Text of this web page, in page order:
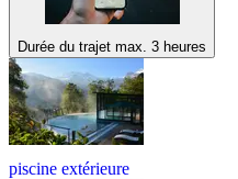
Durée du trajet max. 3 heures
piscine extérieure